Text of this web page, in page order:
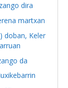
dira
martxan
doban, Keler
da